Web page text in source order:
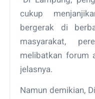
cukup
bergerak di
masyarakat,
melibatkan forum
jelasnya.
Namun demikian,